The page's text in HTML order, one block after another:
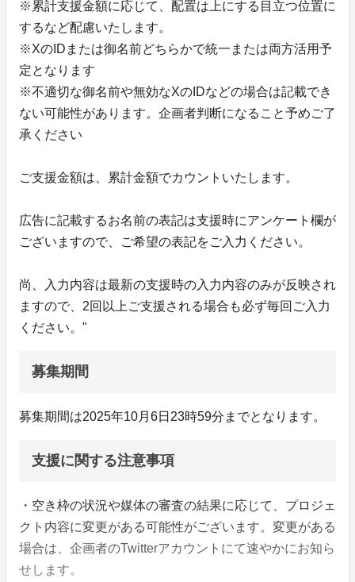
※累計支援金額に応じて、配置は上にする目立つ位置に
するなど配慮いたします。
※XのIDまたは御名前どちらかで統一または両方活用予
定となります
※不適切な御名前や無効なXのIDなどの場合は記載でき
ない可能性があります。企画者判断になること予めご了
承ください
ご支援金額は、累計金額でカウントいたします。
広告に記載するお名前の表記は支援時にアンケート欄が
ございますので、ご希望の表記をご入力ください。
尚、入力内容は最新の支援時の入力内容のみが反映され
ますので、2回以上ご支援される場合も必ず毎回ご入力
ください。"
募集期間
募集期間は2025年10月6日23時59分までとなります。
支援に関する注意事項
・空き枠の状況や媒体の審査の結果に応じて、プロジェ
クト内容に変更がある可能性がございます。変更がある
場合は、企画者のTwitterアカウントにて速やかにお知ら
せします。